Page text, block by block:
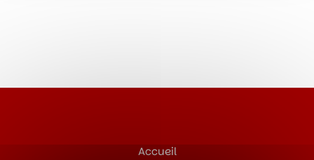
Accueil